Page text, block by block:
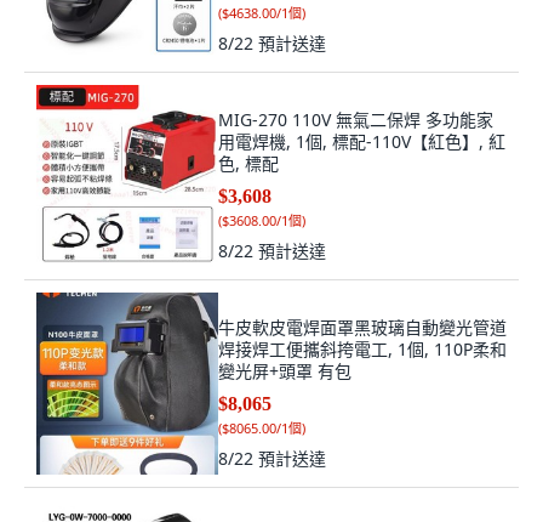
($4638.00/1個)
8/22 預計送達
MIG-270 110V 無氣二保焊 多功能家
用電焊機, 1個, 標配-110V【紅色】, 紅
色, 標配
$3,608
($3608.00/1個)
8/22 預計送達
牛皮軟皮電焊面罩黑玻璃自動變光管道
焊接焊工便攜斜挎電工, 1個, 110P柔和
變光屏+頭罩 有包
$8,065
($8065.00/1個)
8/22 預計送達